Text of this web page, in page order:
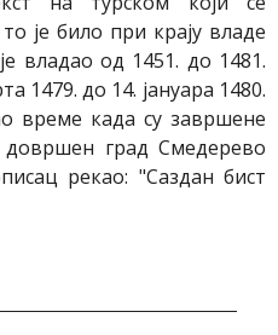
је било при крају владе
владао од 1451. до 1481.
1479. до 14. јануара 1480.
време када су завршене
довршен град Смедерево
рекао: "Саздан бист